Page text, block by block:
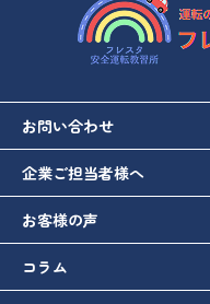
お問い合わせ
企業ご担当者様へ
お客様の声
コラム